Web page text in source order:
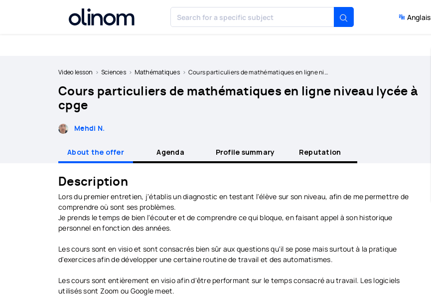
Anglais
Video lesson Sciences Mathématiques Cours particuliers de mathématiques en ligne niveau lycée à CPGE
Cours particuliers de mathématiques en ligne niveau lycée à
cpge
Mehdi N.
About the offer Agenda Profile summary Reputation
Description
Lors du premier entretien, j'établis un diagnostic en testant l'élève sur son niveau, afin de me permettre de
comprendre où sont ses problèmes.
Je prends le temps de bien l'écouter et de comprendre ce qui bloque, en faisant appel à son historique
personnel en fonction des années.
Les cours sont en visio et sont consacrés bien sûr aux questions qu'il se pose mais surtout à la pratique
d'exercices afin de développer une certaine routine de travail et des automatismes.
Les cours sont entièrement en visio afin d'être performant sur le temps consacré au travail. Les logiciels
utilisés sont Zoom ou Google meet.
Cookies management panel